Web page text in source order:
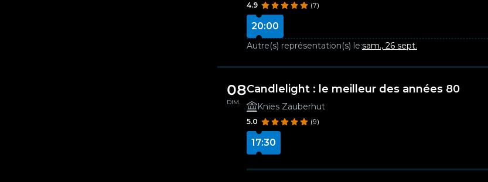
4.9 (7)
20:00
Autre(s) représentation(s) le:sam., 26 sept.
08
DIM.
Candlelight : le meilleur des années 80
Knies Zauberhut
5.0 (9)
17:30